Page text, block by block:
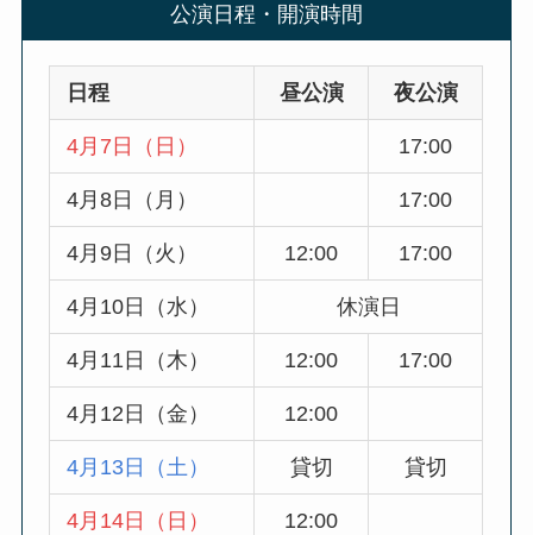
公演日程・開演時間
日程 昼公演 夜公演
4月7日（日） 17:00
4月8日（月） 17:00
4月9日（火） 12:00 17:00
4月10日（水） 休演日
4月11日（木） 12:00 17:00
4月12日（金） 12:00
4月13日（土） 貸切 貸切
4月14日（日） 12:00